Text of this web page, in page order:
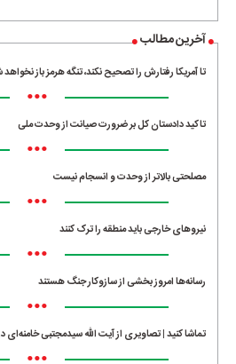
آخرین مطالب
تا آمریکا رفتارش را تصحیح نکند، تنگه هرمز باز
•••
تاکید دادستان کل بر ضرورت صیانت از وحدت ملی
•••
مصلحتی بالاتر از وحدت و انسجام نیست
•••
نیروهای خارجی باید منطقه را ترک کنند
•••
رسانه‌ها امروز بخشی از سازوکار جنگ هستند
•••
تماشا کنید | تصاویری از آیت الله سیدمجتبی